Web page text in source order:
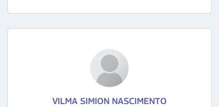
VILMA SIMION NASCIMENTO